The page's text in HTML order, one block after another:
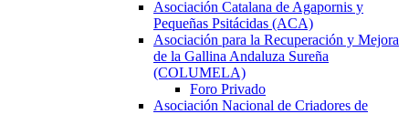
Asociación Catalana de Agapornis y
Pequeñas Psitácidas (ACA)
Asociación para la Recuperación y Mejora
de la Gallina Andaluza Sureña
(COLUMELA)
Foro Privado
Asociación Nacional de Criadores de